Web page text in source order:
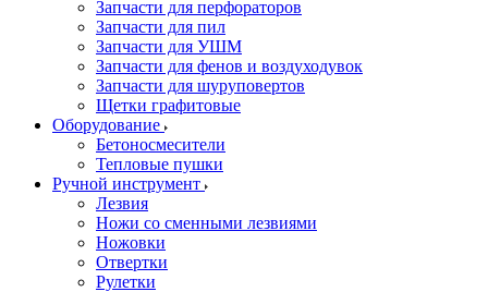
Запчасти для перфораторов
Запчасти для пил
Запчасти для УШМ
Запчасти для фенов и воздуходувок
Запчасти для шуруповертов
Щетки графитовые
Оборудование
Бетоносмесители
Тепловые пушки
Ручной инструмент
Лезвия
Ножи со сменными лезвиями
Ножовки
Отвертки
Рулетки